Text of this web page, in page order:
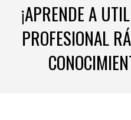
¡APRENDE A
PROFESIONAL